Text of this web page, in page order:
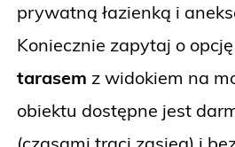
prywatną łazienką i
Koniecznie zapytaj o
tarasem z widokiem na
obiektu dostępne jest